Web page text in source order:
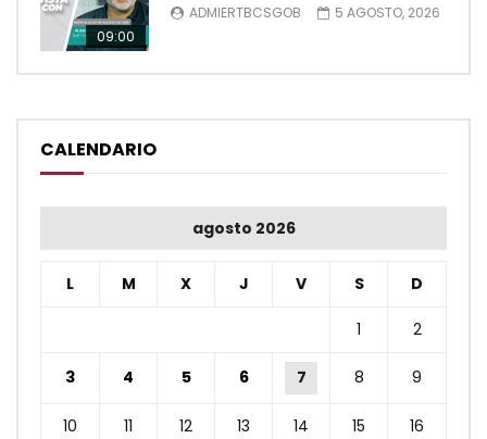
09:00
ADMIERTBCSGOB 5 AGOSTO, 2026
CALENDARIO
agosto 2026
L M X J V S D
1 2
3 4 5 6 7 8 9
10 11 12 13 14 15 16